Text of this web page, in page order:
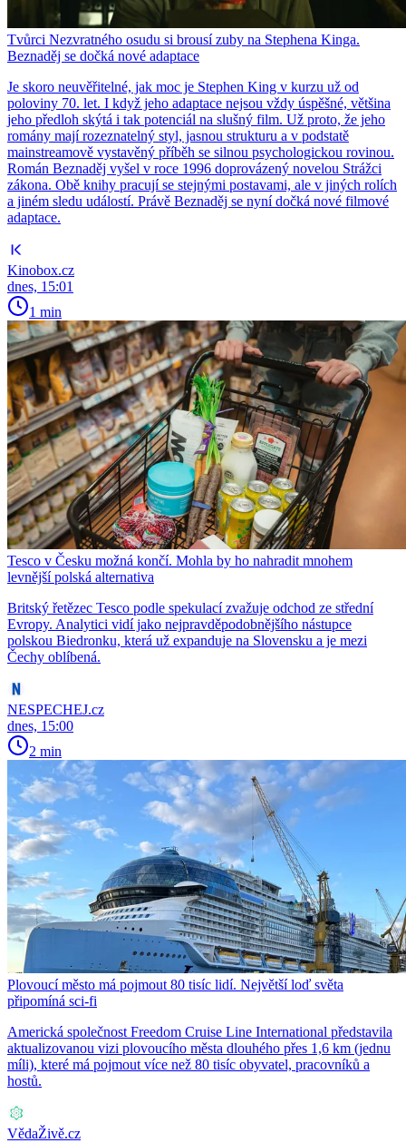
Tvůrci Nezvratného osudu si brousí zuby na Stephena Kinga.
Beznaděj se dočká nové adaptace
Je skoro neuvěřitelné, jak moc je Stephen King v kurzu už od
poloviny 70. let. I když jeho adaptace nejsou vždy úspěšné, většina
jeho předloh skýtá i tak potenciál na slušný film. Už proto, že jeho
romány mají rozeznatelný styl, jasnou strukturu a v podstatě
mainstreamově vystavěný příběh se silnou psychologickou rovinou.
Román Beznaděj vyšel v roce 1996 doprovázený novelou Strážci
zákona. Obě knihy pracují se stejnými postavami, ale v jiných rolích
a jiném sledu událostí. Právě Beznaděj se nyní dočká nové filmové
adaptace.
Kinobox.cz
dnes, 15:01
1 min
Tesco v Česku možná končí. Mohla by ho nahradit mnohem
levnější polská alternativa
Britský řetězec Tesco podle spekulací zvažuje odchod ze střední
Evropy. Analytici vidí jako nejpravděpodobnějšího nástupce
polskou Biedronku, která už expanduje na Slovensku a je mezi
Čechy oblíbená.
NESPECHEJ.cz
dnes, 15:00
2 min
Plovoucí město má pojmout 80 tisíc lidí. Největší loď světa
připomíná sci-fi
Americká společnost Freedom Cruise Line International představila
aktualizovanou vizi plovoucího města dlouhého přes 1,6 km (jednu
míli), které má pojmout více než 80 tisíc obyvatel, pracovníků a
hostů.
VědaŽivě.cz